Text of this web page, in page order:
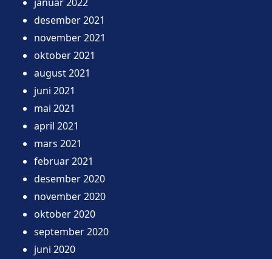
desember 2021
november 2021
oktober 2021
august 2021
juni 2021
mai 2021
april 2021
mars 2021
februar 2021
desember 2020
november 2020
oktober 2020
september 2020
juni 2020